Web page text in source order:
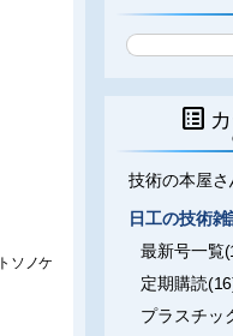
ソノケ
list_alt
技術の本屋さ
日工の技術
最新号一覧
定期購読
プラスチッ